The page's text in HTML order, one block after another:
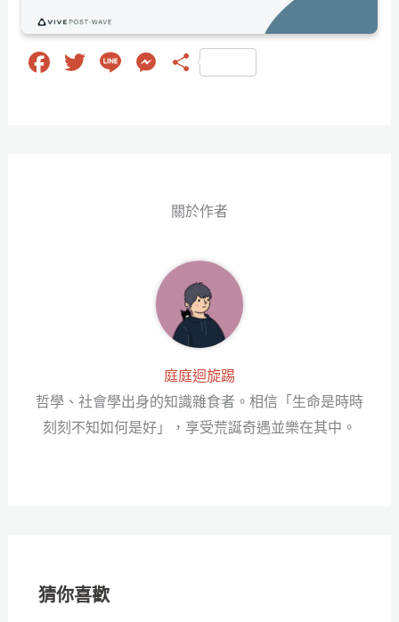
Fa
T
Li
M 分
關於作者
庭庭迴旋踢
哲學、社會學出身的知識雜食者。相信「生命是時時
刻刻不知如何是好」，享受荒誕奇遇並樂在其中。
猜你喜歡